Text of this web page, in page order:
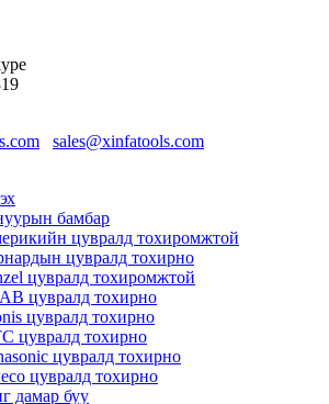
sales@xinfatools.com
бамбар
цувралд тохиромжтой
цувралд тохирно
цувралд тохиромжтой
цувралд тохирно
цувралд тохирно
цувралд тохирно
цувралд тохирно
цувралд тохирно
дамар буу